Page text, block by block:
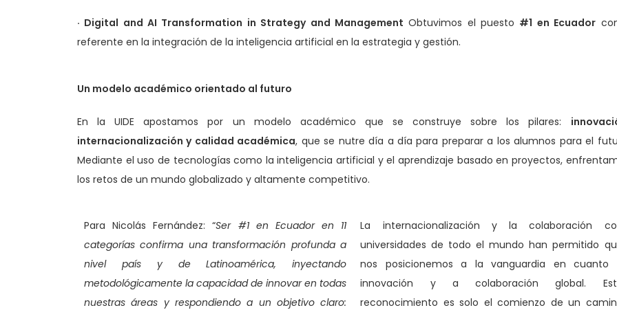
· Digital and AI Transformation in Strategy and Management Obtuvimos el puesto #1 en Ecuador
referente en la integración de la inteligencia artificial en la estrategia y gestión.
Un modelo académico orientado al futuro
En la UIDE apostamos por un modelo académico que se construye sobre los pilares:
internacionalización y calidad académica, que se nutre día a día para preparar a los alumnos para el
Mediante el uso de tecnologías como la inteligencia artificial y el aprendizaje basado en proyectos,
los retos de un mundo globalizado y altamente competitivo.
Para Nicolás Fernández: “Ser #1 en Ecuador en 11
categorías confirma una transformación profunda a
nivel país y de Latinoamérica, inyectando
metodológicamente la capacidad de innovar en todas
nuestras áreas y respondiendo a un objetivo claro:
La internacionalización y la colaboración
universidades de todo el mundo han permitido
nos posicionemos a la vanguardia en cuanto
innovación y a colaboración global.
reconocimiento es solo el comienzo de un